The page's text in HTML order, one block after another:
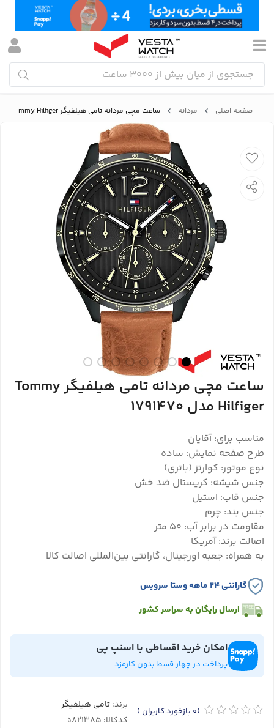
صفحه اصلی مردانه ساعت مچی مردانه تامی هیلفیگر Tommy Hilfiger مدل 1791470
ساعت مچی مردانه تامی هیلفیگر Tommy
Hilfiger مدل 1791470
مناسب برای: آقایان
طرح صفحه نمایش: ساده
نوع موتور: کوارتز (باتری)
جنس شیشه: کریستال ضد خش
جنس قاب: استیل
جنس بند: چرم
مقاومت در برابر آب: ۵۰ متر
اصالت برند: آمریکا
به همراه: جعبه اورجینال، گارانتی بین‌المللی اصالت کالا
گارانتی ۲۴ ماهه وستا سرویس
ارسال رایگان به سراسر کشور
امکان خرید اقساطی با اسنپ پی
پرداخت در چهار قسط بدون کارمزد
(0 بازخورد کاربران ) برند:تامی هیلفیگر
کدکالا: